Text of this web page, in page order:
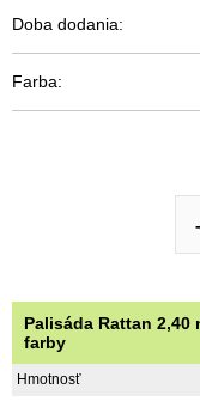
Doba dodania:
Farba:
-
Palisáda Rattan 2,40
farby
Hmotnosť